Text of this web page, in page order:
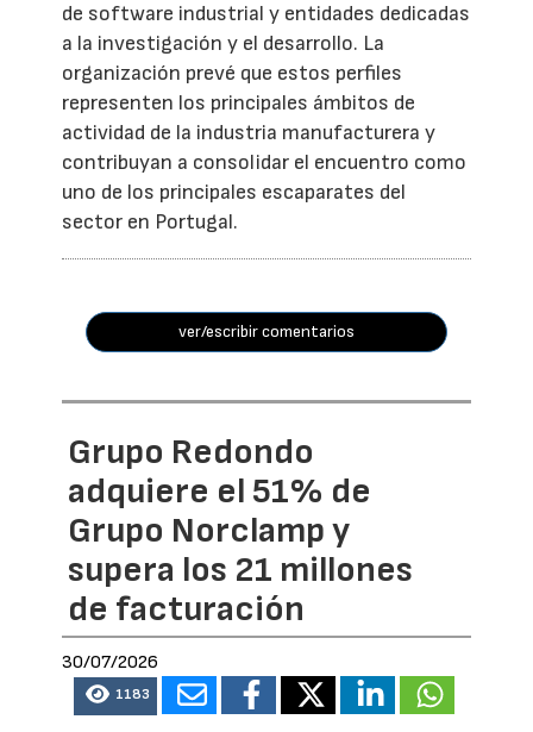
de software industrial y entidades dedicadas
a la investigación y el desarrollo. La
organización prevé que estos perfiles
representen los principales ámbitos de
actividad de la industria manufacturera y
contribuyan a consolidar el encuentro como
uno de los principales escaparates del
sector en Portugal.
ver/escribir comentarios
Grupo Redondo
adquiere el 51% de
Grupo Norclamp y
supera los 21 millones
de facturación
30/07/2026
1183